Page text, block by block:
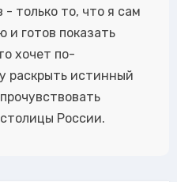
- только то, что я сам
и готов показать
хочет по-
раскрыть истинный
России.